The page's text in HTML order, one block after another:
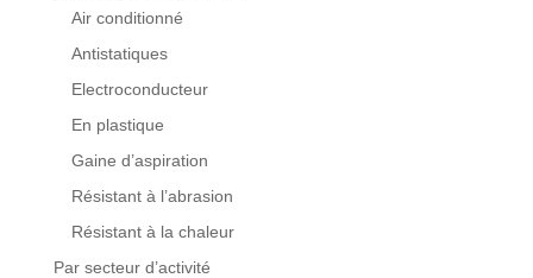
Air conditionné
Antistatiques
Electroconducteur
En plastique
Gaine d’aspiration
Résistant à l’abrasion
Résistant à la chaleur
Par secteur d’activité